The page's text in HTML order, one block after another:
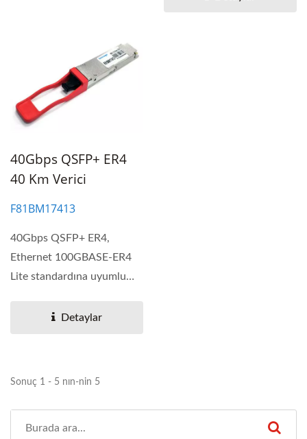
40Gbps QSFP+ ER4
40 Km Verici
F81BM17413
40Gbps QSFP+ ER4,
Ethernet 100GBASE-ER4
Lite standardına uyumlu
uygulamaları...Detaylar
Sonuç 1 - 5 nın-nin 5